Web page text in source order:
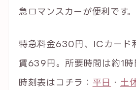
急ロマンスカーが便利です。
特急料金630円、ICカード
賃639円。所要時間は約1時
時刻表はコチラ： 平日 ・ 土